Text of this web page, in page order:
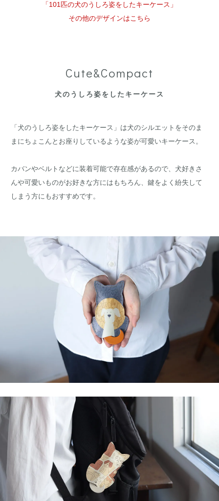
「101匹の犬のうしろ姿をしたキーケース」
その他のデザインはこちら
Cute&Compact
犬のうしろ姿をしたキーケース
「犬のうしろ姿をしたキーケース」は犬のシルエットをそのま
まにちょこんとお座りしているような姿が可愛いキーケース。
カバンやベルトなどに装着可能で存在感があるので、犬好きさ
んや可愛いものがお好きな方にはもちろん、鍵をよく紛失して
しまう方にもおすすめです。